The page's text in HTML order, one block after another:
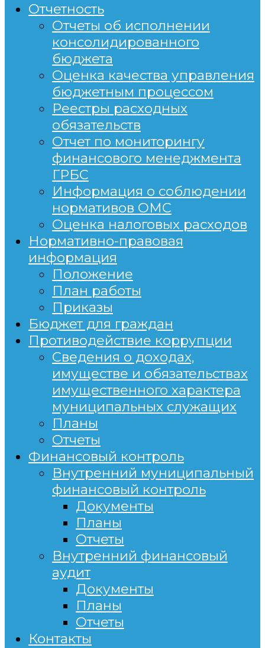
Отчетность
Отчеты об исполнении
консолидированного
бюджета
Оценка качества управления
бюджетным процессом
Реестры расходных
обязательств
Отчет по мониторингу
финансового менеджмента
ГРБС
Информация о соблюдении
нормативов ОМС
Оценка налоговых расходов
Нормативно-правовая
информация
Положение
План работы
Приказы
Бюджет для граждан
Противодействие коррупции
Сведения о доходах,
имуществе и обязательствах
имущественного характера
муниципальных служащих
Планы
Отчеты
Финансовый контроль
Внутренний муниципальный
финансовый контроль
Документы
Планы
Отчеты
Внутренний финансовый
аудит
Документы
Планы
Отчеты
Контакты